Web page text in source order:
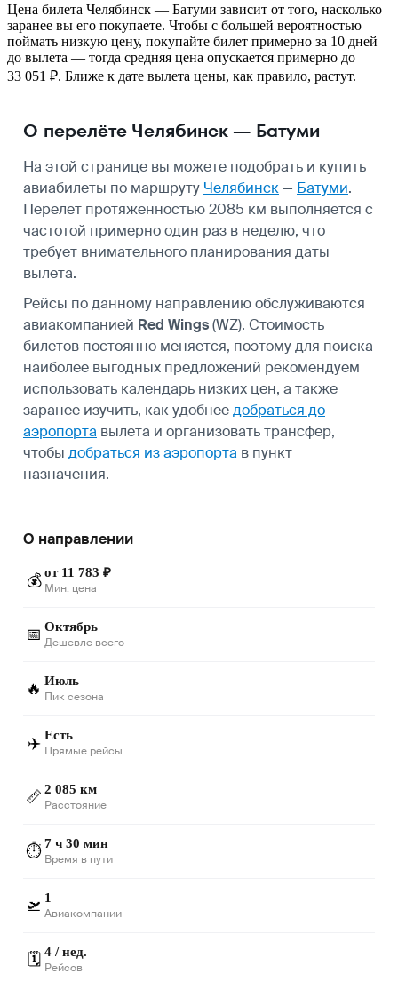
Цена билета Челябинск — Батуми зависит от того, насколько
заранее вы его покупаете. Чтобы с большей вероятностью
поймать низкую цену, покупайте билет примерно за 10 дней
до вылета — тогда средняя цена опускается примерно до
33 051 ₽. Ближе к дате вылета цены, как правило, растут.
О перелёте Челябинск — Батуми
На этой странице вы можете подобрать и купить
авиабилеты по маршруту Челябинск— Батуми.
Перелет протяженностью 2085 км выполняется с
частотой примерно один раз в неделю, что
требует внимательного планирования даты
вылета.
Рейсы по данному направлению обслуживаются
авиакомпанией Red Wings(WZ). Стоимость
билетов постоянно меняется, поэтому для поиска
наиболее выгодных предложений рекомендуем
использовать календарь низких цен, а также
заранее изучить, как удобнеедобраться до
аэропорта вылета и организовать трансфер,
чтобы добраться из аэропорта в пункт
назначения.
О направлении
💰 от 11 783 ₽
Мин. цена
📅 Октябрь
Дешевле всего
🔥 Июль
Пик сезона
✈️ Есть
Прямые рейсы
📏 2 085 км
Расстояние
⏱️7 ч 30 мин
Время в пути
🛫 1
Авиакомпании
🗓️ 4 / нед.
Рейсов